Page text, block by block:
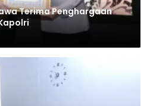
Terima Penghargaan